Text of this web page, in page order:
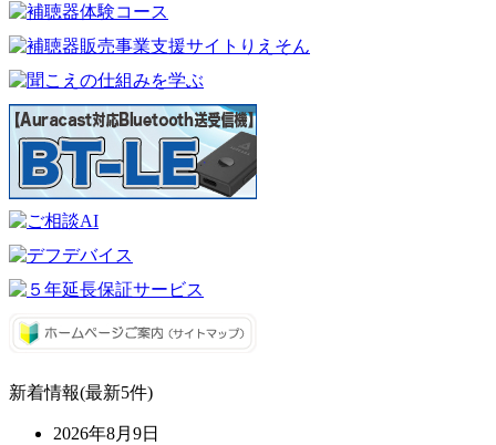
新着情報(最新5件)
2026年8月9日